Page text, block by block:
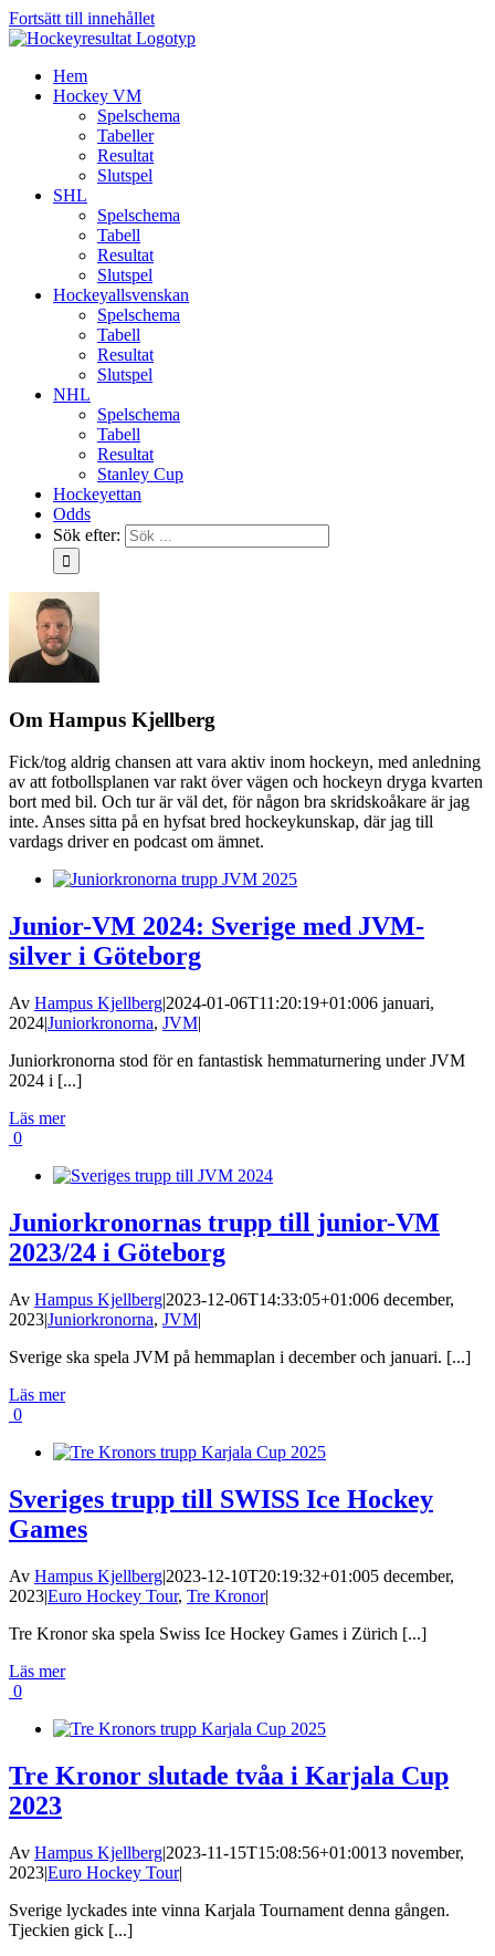
Fortsätt till innehållet
Hem
Hockey VM
Spelschema
Tabeller
Resultat
Slutspel
SHL
Spelschema
Tabell
Resultat
Slutspel
Hockeyallsvenskan
Spelschema
Tabell
Resultat
Slutspel
NHL
Spelschema
Tabell
Resultat
Stanley Cup
Hockeyettan
Odds
Sök efter:
Om Hampus Kjellberg
Fick/tog aldrig chansen att vara aktiv inom hockeyn, med anledning
av att fotbollsplanen var rakt över vägen och hockeyn dryga kvarten
bort med bil. Och tur är väl det, för någon bra skridskoåkare är jag
inte. Anses sitta på en hyfsat bred hockeykunskap, där jag till
vardags driver en podcast om ämnet.
Junior-VM 2024: Sverige med JVM-
silver i Göteborg
Av Hampus Kjellberg|2024-01-06T11:20:19+01:006 januari,
2024|Juniorkronorna, JVM|
Juniorkronorna stod för en fantastisk hemmaturnering under JVM
2024 i [...]
Läs mer
0
Juniorkronornas trupp till junior-VM
2023/24 i Göteborg
Av Hampus Kjellberg|2023-12-06T14:33:05+01:006 december,
2023|Juniorkronorna, JVM|
Sverige ska spela JVM på hemmaplan i december och januari. [...]
Läs mer
0
Sveriges trupp till SWISS Ice Hockey
Games
Av Hampus Kjellberg|2023-12-10T20:19:32+01:005 december,
2023|Euro Hockey Tour, Tre Kronor|
Tre Kronor ska spela Swiss Ice Hockey Games i Zürich [...]
Läs mer
0
Tre Kronor slutade tvåa i Karjala Cup
2023
Av Hampus Kjellberg|2023-11-15T15:08:56+01:0013 november,
2023|Euro Hockey Tour|
Sverige lyckades inte vinna Karjala Tournament denna gången.
Tjeckien gick [...]